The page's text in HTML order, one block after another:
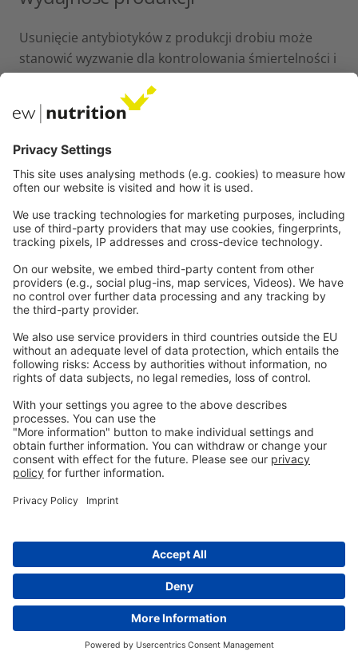
Usunięcie antybiotyków z produkcji drobiu może
stanowić wyzwanie dla kontrolowania śmiertelności i
utrzymania wydajności produkcyjnej ptaków.
Wykazano, że fitogeniczne dodatki paszowe
poprawiają wydajność
względu na ich właściwości
przeciwdrobnoustrojowe, przeciwzapalne,
przeciwutleniające i trawienne. Możliwe mechanizmy
suplementacji fitogenicznymi dodatkami paszowymi
(PFA) można przypisać zdolności tych dodatków
paszowych do stymulowania apetytu, wydzielania
śliny, produkcji śluzu jelitowego, wydzielania kwasów
żółciowych i aktywności enzymów trawiennych,
takich jak trypsyna i amylaza, a także pozytywnego
wpływu na morfologię jelit (Oso i wsp. 2019). EO są
postrzegane jako stymulatory wzrostu w diecie
drobiu o silnym działaniu przeciwbakteryjnym i
przeciwkokcydiowym. wykazały, że PFA mają
pozytywny wpływ na przyrost masy ciała i FCR u
kurcząt (Khattak i wsp. 2014, Zhang i wsp. 2009). EO
są postrzegane jako stymulatory wzrostu w diecie
drobiu, o silnym działaniu
przyrost masy ciała i FCR u kurcząt (Khattak i wsp.
2014, Zhang i in. 2009).